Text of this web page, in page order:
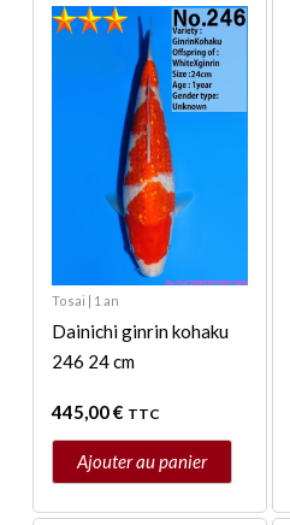
Tosai | 1 an
Dainichi ginrin kohaku
246 24 cm
445,00€ TTC
Ajouter au panier